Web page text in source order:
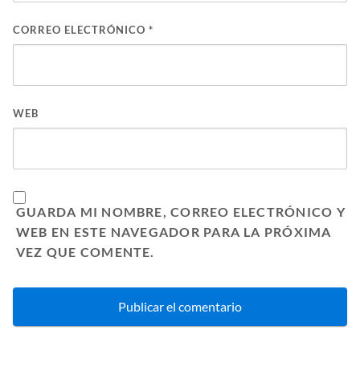
CORREO ELECTRÓNICO *
WEB
GUARDA MI NOMBRE, CORREO ELECTRÓNICO Y
WEB EN ESTE NAVEGADOR PARA LA PRÓXIMA
VEZ QUE COMENTE.